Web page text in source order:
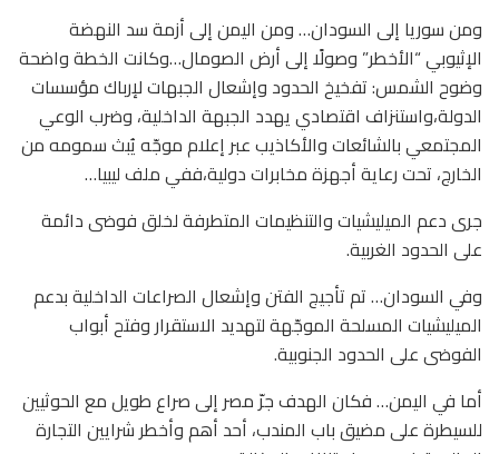
ومن سوريا إلى السودان… ومن اليمن إلى أزمة سد النهضة
الإثيوبي “الأخطر” وصولًا إلى أرض الصومال…وكانت الخطة واضحة
وضوح الشمس: تفخيخ الحدود وإشعال الجبهات لإرباك مؤسسات
الدولة،واستنزاف اقتصادي يهدد الجبهة الداخلية، وضرب الوعي
المجتمعي بالشائعات والأكاذيب عبر إعلام موجّه يُبث سمومه من
الخارج، تحت رعاية أجهزة مخابرات دولية،ففي ملف ليبيا…
جرى دعم الميليشيات والتنظيمات المتطرفة لخلق فوضى دائمة
على الحدود الغربية.
وفي السودان… تم تأجيج الفتن وإشعال الصراعات الداخلية بدعم
الميليشيات المسلحة الموجّهة لتهديد الاستقرار وفتح أبواب
الفوضى على الحدود الجنوبية.
أما في اليمن… فكان الهدف جرّ مصر إلى صراع طويل مع الحوثيين
للسيطرة على مضيق باب المندب، أحد أهم وأخطر شرايين التجارة